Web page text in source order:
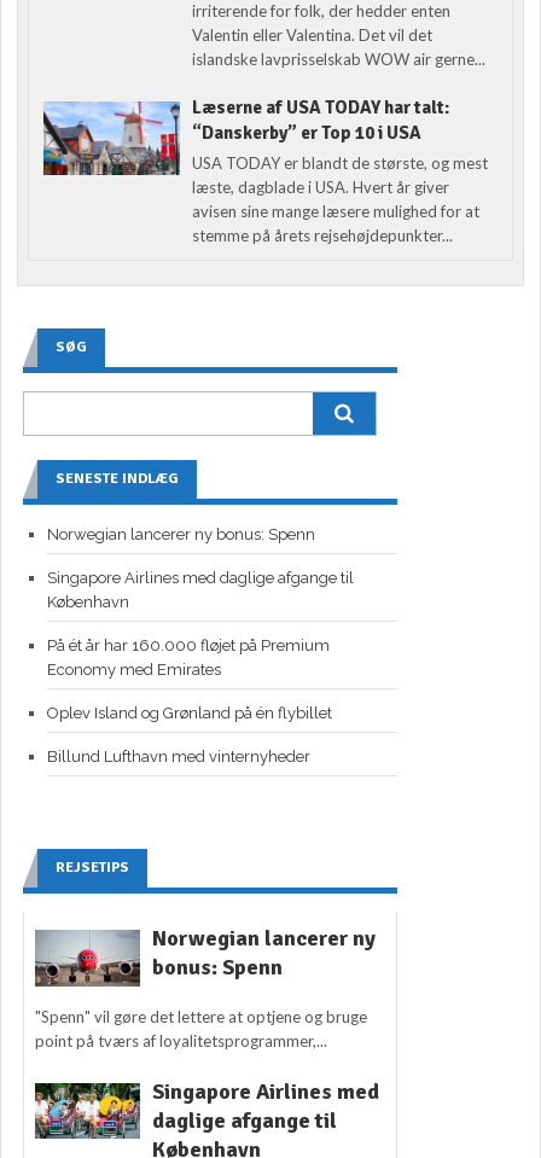
irriterende for folk, der hedder enten
Valentin eller Valentina. Det vil det
islandske lavprisselskab WOW air gerne...
Læserne af USA TODAY har talt:
“Danskerby” er Top 10 i USA
USA TODAY er blandt de største, og mest
læste, dagblade i USA. Hvert år giver
avisen sine mange læsere mulighed for at
stemme på årets rejsehøjdepunkter...
SØG
SENESTE INDLÆG
Norwegian lancerer ny bonus: Spenn
Singapore Airlines med daglige afgange til
København
På ét år har 160.000 fløjet på Premium
Economy med Emirates
Oplev Island og Grønland på én flybillet
Billund Lufthavn med vinternyheder
REJSETIPS
Norwegian lancerer ny
bonus: Spenn
"Spenn" vil gøre det lettere at optjene og bruge
point på tværs af loyalitetsprogrammer,...
Singapore Airlines med
daglige afgange til
København